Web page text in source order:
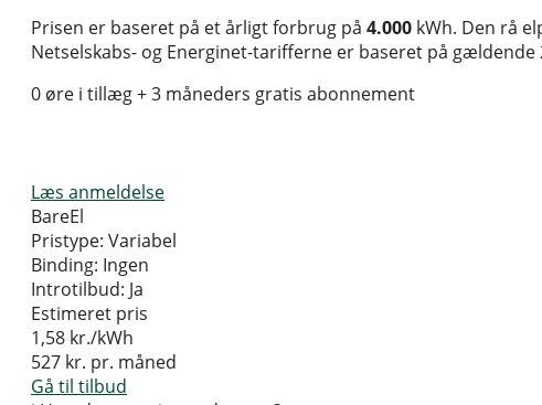
Prisen er baseret på et årligt forbrug på 4.000 kWh. Den rå
Netselskabs- og Energinet-tarifferne er baseret på gældende
0 øre i tillæg + 3 måneders gratis abonnement
Læs anmeldelse
BareEl
Pristype: Variabel
Binding: Ingen
Introtilbud: Ja
Estimeret pris
1,58 kr./kWh
527 kr. pr. måned
Gå til tilbud